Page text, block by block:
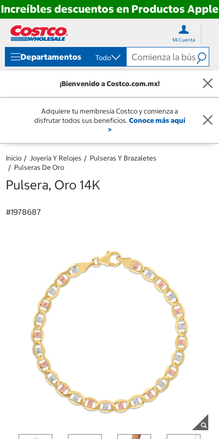
Increíbles descuentos en Productos Apple
directo
contenido
directo
menú
navegación
Mi Cuenta
Departamentos Todo
¡Bienvenido a Costco.com.mx!
Adquiere tu membresía Costco y comienza a
disfrutar todos sus beneficios.Conoce más aquí
>
Inicio Joyería Y Relojes
Pulseras Y Brazaletes
Pulseras De Oro
Pulsera, Oro 14K
#1978687